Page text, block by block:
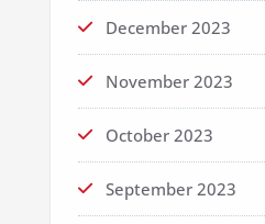
December 2023
November 2023
October 2023
September 2023